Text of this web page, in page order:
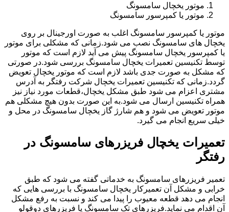
موتور یخچال سامسونگ
موتور یا کمپرسور سامسونگ
موتور یا کمپرسور سامسونگ اغلب به صورت اورجینال بر روی
یخچال های سامسونگ نصب می شود.زمانی که مشکلی برای موتور
یا کمپرسور یخچال سامسونگ پیش می آید لازم است که موتور
توسط تکنیسین تعمیرات یخچال سامسونگ بررسی شود.در صورتی
که مشکل به صورت جدی باشد لازم است که موتور یخچال تعویض
گردد.زمانی که تکنیسین تعمیرات یخچال شرکت رفتگر به آدرس
مشتری اعزام می شود طبق مشکل یخچال،قطعات مورد نیاز نیز
همراه تکنیسین ارسال می شود.به این صورت بدون هیچ مشکلی هم
موتور تعویض می شود و هم شارژ گاز یخچال سامسونگ در محل و
خیلی سریع انجام می گیرد.
تعمیرات یخچال فریزرهای سامسونگ در
رفتگر
تعمیر فریزرهای سامسونگ به خدماتی گفته می شود که طبق
خرابی و مشکل آن تعمیرکار یخچال سامسونگ با بررسی هایی که
انجام می دهد قطعه معیوب را پیدا می کند و نسبت به رفع مشکل
آن اقدام می نماید.فریزرهای تک سامسونگ یا فریزرهای دوقولو